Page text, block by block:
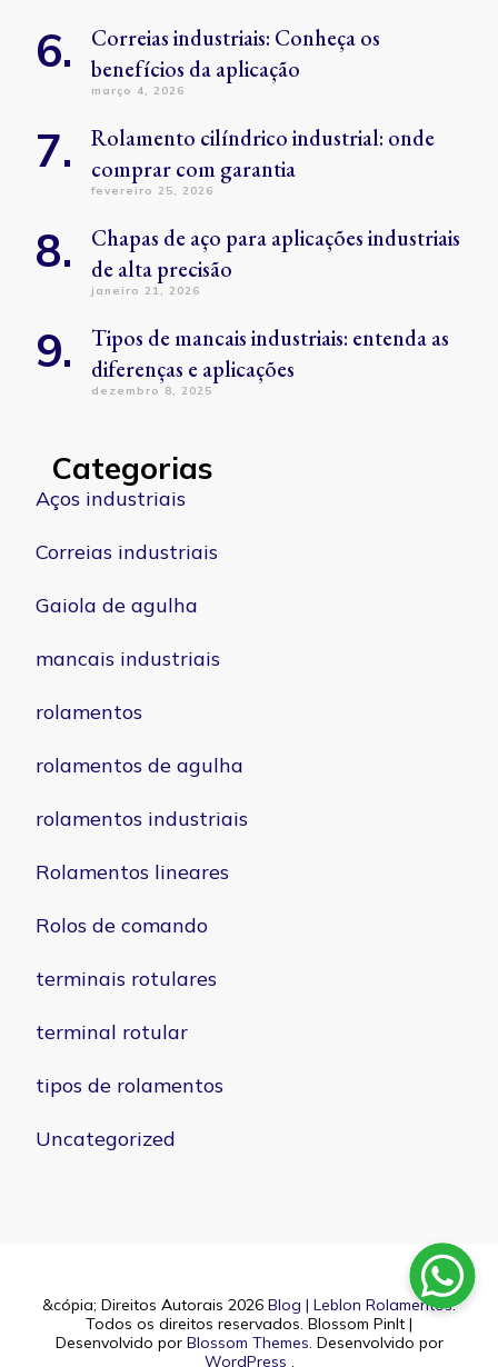
Correias industriais: Conheça os
benefícios da aplicação
março 4, 2026
Rolamento cilíndrico industrial: onde
comprar com garantia
fevereiro 25, 2026
Chapas de aço para aplicações industriais
de alta precisão
janeiro 21, 2026
Tipos de mancais industriais: entenda as
diferenças e aplicações
dezembro 8, 2025
Categorias
Aços industriais
Correias industriais
Gaiola de agulha
mancais industriais
rolamentos
rolamentos de agulha
rolamentos industriais
Rolamentos lineares
Rolos de comando
terminais rotulares
terminal rotular
tipos de rolamentos
Uncategorized
&cópia; Direitos Autorais 2026 Blog | Leblon Rolamentos.
Todos os direitos reservados. Blossom PinIt |
Desenvolvido por Blossom Themes. Desenvolvido por
WordPress .